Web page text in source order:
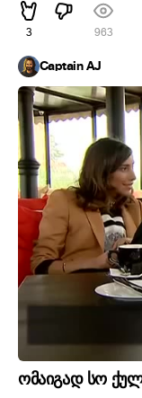
3 963
Captain AJ
ომაიგად სო